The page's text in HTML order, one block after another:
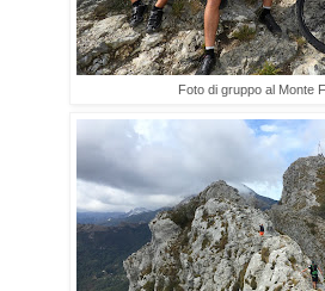
Foto di gruppo al Monte